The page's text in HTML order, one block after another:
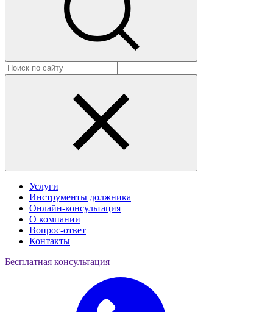
Услуги
Инструменты должника
Онлайн-консультация
О компании
Вопрос-ответ
Контакты
Бесплатная консультация